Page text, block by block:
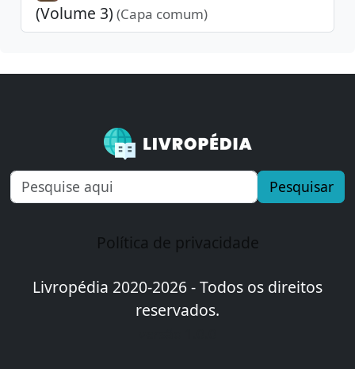
(Volume 3) (Capa comum)
Pesquisar
Política de privacidade
Livropédia 2020-2026 - Todos os direitos
reservados.